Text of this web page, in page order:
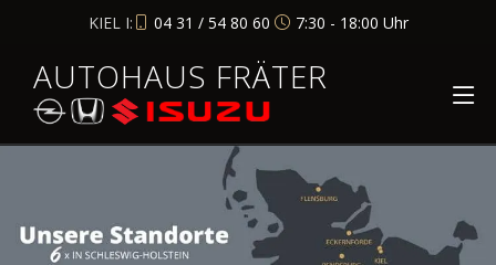
KIEL I: 04 31 / 54 80 60 7:30 - 18:00 Uhr
AUTOHAUS FRÄTER